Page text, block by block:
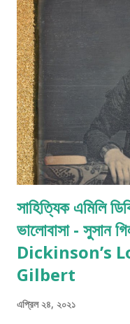
সাহিত্যিক টার্মটির ধারণা
Image Courtesy: Steve
প্রকৃতপক্ষে...
সাহিত্যিক এমিলি
ভালোবাসা - সুসান
Dickinson’s
Gilbert
এপ্রিল ২৪, ২০২১